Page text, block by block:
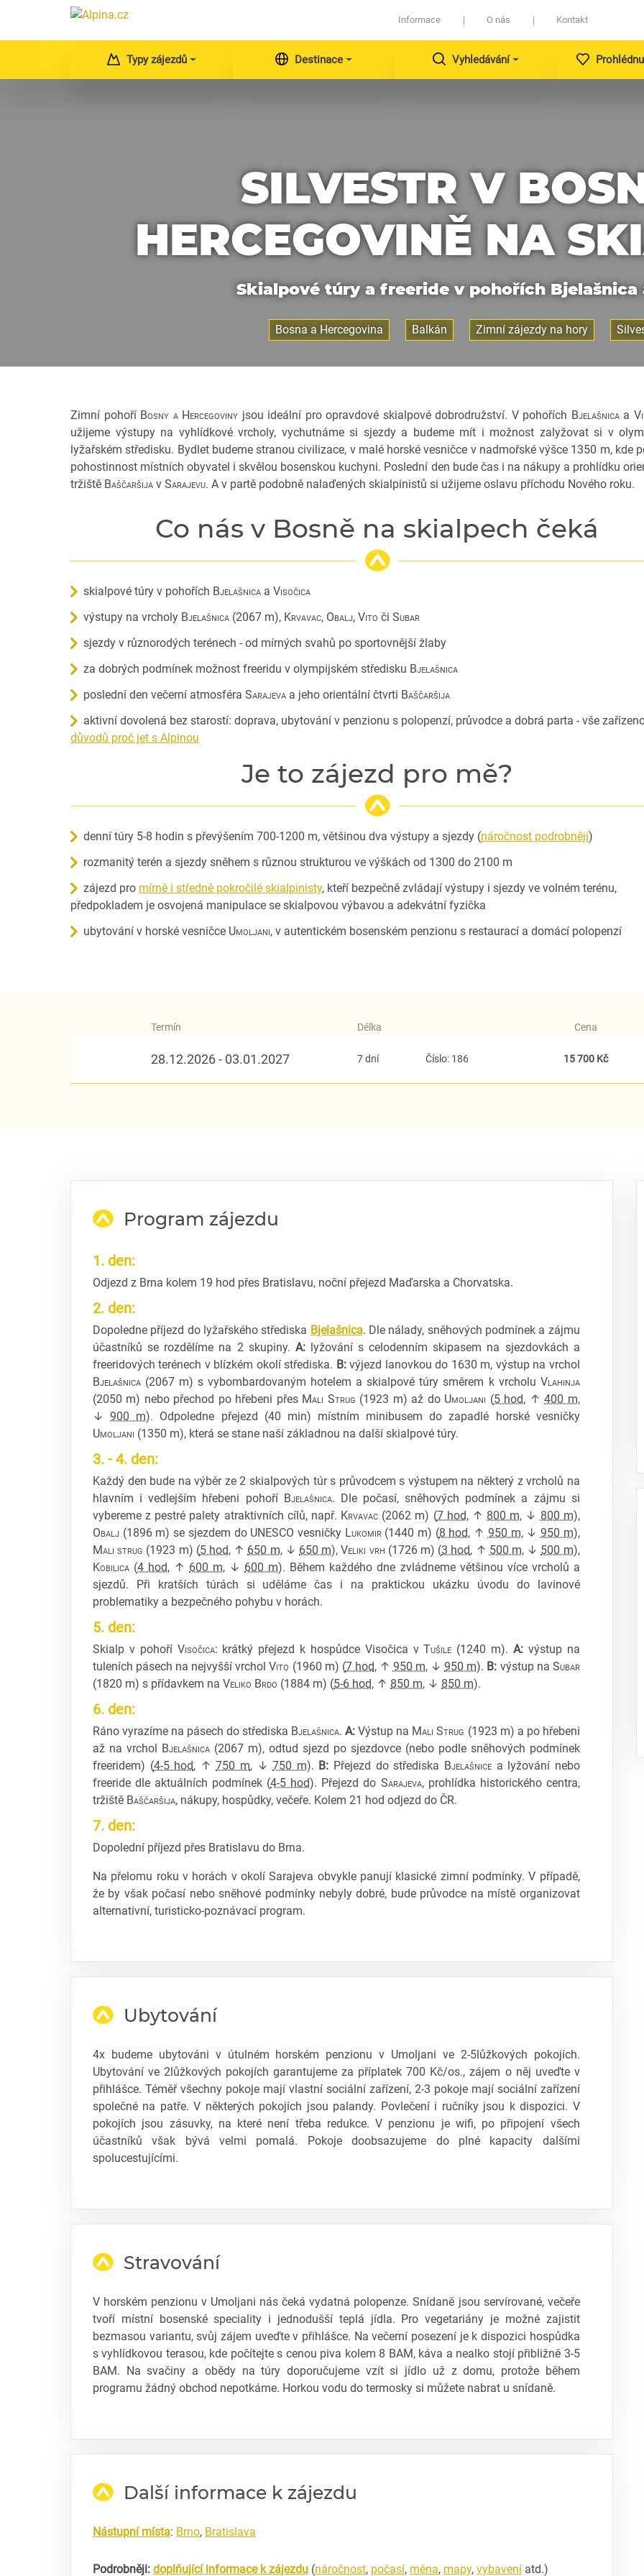
Informace O nás Kontakt
Typy zájezdů Destinace Vyhledávání
SILVESTR V
HERCEGOVINĚ NA
Skialpové túry a freeride v pohořích Bjelašnica
Bosna a Hercegovina Balkán Zimní zájezdy na hory
Zimní pohoří Bosny a Hercegoviny jsou ideální pro opravdové skialpové dobrodružství. V pohořích Bjelašnicaa
užijeme výstupy na vyhlídkové vrcholy, vychutnáme si sjezdy a budeme mít i možnost zalyžovat si v
lyžařském středisku. Bydlet budeme stranou civilizace, v malé horské vesničce v nadmořské výšce 1350 m, kde
pohostinnost místních obyvatel i skvělou bosenskou kuchyni. Poslední den bude čas i na nákupy a prohlídku
tržiště Baščaršija v Sarajevu. A v partě podobně nalaďených skialpinistů si užijeme oslavu příchodu Nového roku.
Co nás v Bosně na skialpech čeká
skialpové túry v pohořích Bjelašnica a Visočica
výstupy na vrcholy Bjelašnica (2067 m), Krvavac, Obalj, Vito či Subar
sjezdy v různorodých terénech - od mírných svahů po sportovnější žlaby
za dobrých podmínek možnost freeridu v olympijském středisku Bjelašnica
poslední den večerní atmosféra Sarajeva a jeho orientální čtvrti Baščaršija
aktivní dovolená bez starostí: doprava, ubytování v penzionu s polopenzí, průvodce a dobrá parta - vše
důvodů proč jet s Alpinou
Je to zájezd pro mě?
denní túry 5-8 hodin s převýšením 700-1200 m, většinou dva výstupy a sjezdy (náročnost podrobněji)
rozmanitý terén a sjezdy sněhem s různou strukturou ve výškách od 1300 do 2100 m
zájezd pro mírně i středně pokročilé skialpinisty, kteří bezpečně zvládají výstupy i sjezdy ve volném terénu,
předpokladem je osvojená manipulace se skialpovou výbavou a adekvátní fyzička
ubytování v horské vesničce Umoljani, v autentickém bosenském penzionu s restaurací a domácí polopenzí
Termín Délka Cena
28.12.2026 - 03.01.2027 7 dní Číslo: 186 15 700 Kč
Program zájezdu
1. den:
Odjezd z Brna kolem 19 hod přes Bratislavu, noční přejezd Maďarska a Chorvatska.
2. den:
Dopoledne příjezd do lyžařského střediska Bjelašnica. Dle nálady, sněhových podmínek a zájmu
účastníků se rozdělíme na 2 skupiny. A:lyžování s celodenním skipasem na sjezdovkách a
freeridových terénech v blízkém okolí střediska. B:výjezd lanovkou do 1630 m, výstup na vrchol
Bjelašnica (2067 m) s vybombardovaným hotelem a skialpové túry směrem k vrcholu Vlahinja
(2050 m) nebo přechod po hřebeni přes Mali Strug (1923 m) až do Umoljani (5 hod, ↑400 m,
↓900 m). Odpoledne přejezd (40 min) místním minibusem do zapadlé horské vesničky
Umoljani (1350 m), která se stane naší základnou na další skialpové túry.
3. - 4. den:
Každý den bude na výběr ze 2 skialpových túr s průvodcem s výstupem na některý z vrcholů na
hlavním i vedlejším hřebeni pohoří Bjelašnica. Dle počasí, sněhových podmínek a zájmu si
vybereme z pestré palety atraktivních cílů, např. Krvavac (2062 m) (7 hod, ↑ 800 m, ↓ 800 m),
Obalj (1896 m) se sjezdem do UNESCO vesničky Lukomir(1440 m) (8 hod, ↑ 950 m, ↓ 950 m),
Mali strug (1923 m) (5 hod, ↑ 650 m, ↓ 650 m),Veliki vrh (1726 m) (3 hod, ↑ 500 m, ↓ 500 m),
Kobilica (4 hod, ↑ 600 m, ↓ 600 m). Během každého dne zvládneme většinou více vrcholů a
sjezdů. Při kratších túrách si uděláme čas i na praktickou ukázku úvodu do lavinové
problematiky a bezpečného pohybu v horách.
5. den:
Skialp v pohoří Visočica: krátký přejezd k hospůdce Visočica vTušile (1240 m). A:výstup na
tuleních pásech na nejvyšší vrcholVito (1960 m) (7 hod, ↑ 950 m, ↓950 m). B: výstup na Subar
(1820 m) s přídavkem na Veliko Brdo (1884 m) (5-6 hod, ↑ 850 m, ↓ 850 m).
6. den:
Ráno vyrazíme na pásech do střediska Bjelašnica.A: Výstup na Mali Strug (1923 m) a po hřebeni
až na vrchol Bjelašnica(2067 m), odtud sjezd po sjezdovce (nebo podle sněhových podmínek
freeridem) (4-5 hod, ↑750 m, ↓750 m). B: Přejezd do střediska Bjelašnicea lyžování nebo
freeride dle aktuálních podmínek (4-5 hod). Přejezd do Sarajeva, prohlídka historického centra,
tržiště Baščaršija, nákupy, hospůdky, večeře. Kolem 21 hod odjezd do ČR.
7. den:
Dopolední příjezd přes Bratislavu do Brna.
Na přelomu roku v horách v okolí Sarajeva obvykle panují klasické zimní podmínky. V případě,
že by však počasí nebo sněhové podmínky nebyly dobré, bude průvodce na místě organizovat
alternativní, turisticko-poznávací program.
Ubytování
4x budeme ubytováni v útulném horském penzionu v Umoljani ve 2-5lůžkových pokojích.
Ubytování ve 2lůžkových pokojích garantujeme za příplatek 700 Kč/os., zájem o něj uveďte v
přihlášce. Téměř všechny pokoje mají vlastní sociální zařízení, 2-3 pokoje mají sociální zařízení
společné na patře. V některých pokojích jsou palandy. Povlečení i ručníky jsou k dispozici. V
pokojích jsou zásuvky, na které není třeba redukce. V penzionu je wifi, po připojení všech
účastníků však bývá velmi pomalá. Pokoje doobsazujeme do plné kapacity dalšími
spolucestujícími.
Stravování
V horském penzionu v Umoljani nás čeká vydatná polopenze. Snídaně jsou servírované, večeře
tvoří místní bosenské speciality i jednodušší teplá jídla. Pro vegetariány je možné zajistit
bezmasou variantu, svůj zájem uveďte v přihlášce. Na večerní posezení je k dispozici hospůdka
s vyhlídkovou terasou, kde počítejte s cenou piva kolem 8 BAM, káva a nealko stojí přibližně 3-5
BAM. Na svačiny a obědy na túry doporučujeme vzít si jídlo už z domu, protože během
programu žádný obchod nepotkáme. Horkou vodu do termosky si můžete nabrat u snídaně.
Další informace k zájezdu
Nástupní místa: Brno, Bratislava
Podrobněji: doplňující informace k zájezdu (náročnost, počasí, měna, mapy, vybavení atd.)